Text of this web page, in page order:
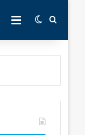
РУБРИКИSwitch skin